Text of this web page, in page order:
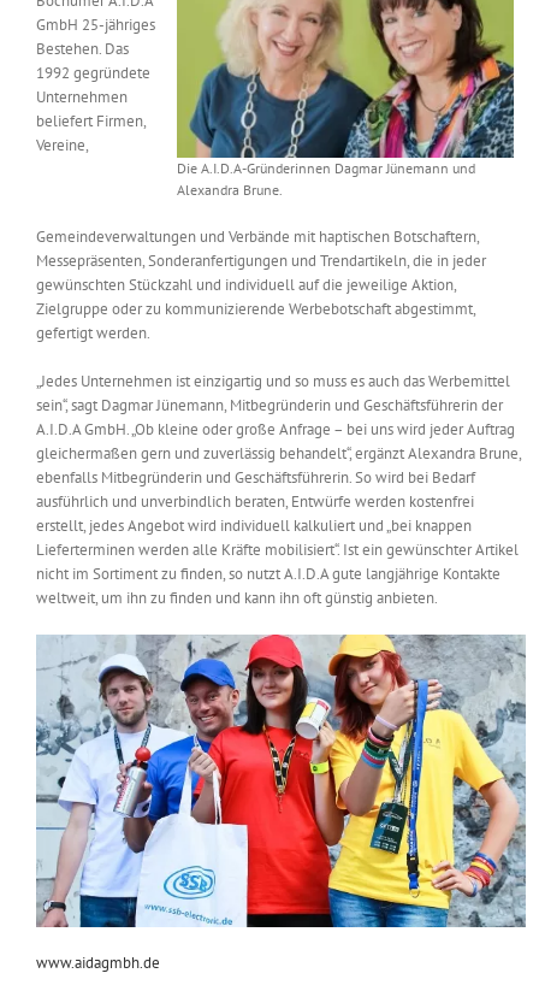
Messen & Events
Unternehmen
Wissen
Product Guide
Jobshop
Suche
nach:
Die A.I.D.A-Gründerinnen Dagmar Jünemann und
Alexandra Brune.
GmbH 25-jähriges
Bestehen. Das
1992 gegründete
Unternehmen
beliefert Firmen,
Vereine,
Gemeindeverwaltungen und Verbände mit haptischen Botschaftern,
Messepräsenten, Sonderanfertigungen und Trendartikeln, die in jeder
gewünschten Stückzahl und individuell auf die jeweilige Aktion,
Zielgruppe oder zu kommunizierende Werbebotschaft abgestimmt,
gefertigt werden.
„Jedes Unternehmen ist einzigartig und so muss es auch das Werbemittel
sein“, sagt Dagmar Jünemann, Mitbegründerin und Geschäftsführerin der
A.I.D.A GmbH. „Ob kleine oder große Anfrage – bei uns wird jeder Auftrag
gleichermaßen gern und zuverlässig behandelt“, ergänzt Alexandra Brune,
ebenfalls Mitbegründerin und Geschäftsführerin. So wird bei Bedarf
ausführlich und unverbindlich beraten, Entwürfe werden kostenfrei
erstellt, jedes Angebot wird individuell kalkuliert und „bei knappen
Lieferterminen werden alle Kräfte mobilisiert“. Ist ein gewünschter Artikel
nicht im Sortiment zu finden, so nutzt A.I.D.A gute langjährige Kontakte
weltweit, um ihn zu finden und kann ihn oft günstig anbieten.
www.aidagmbh.de